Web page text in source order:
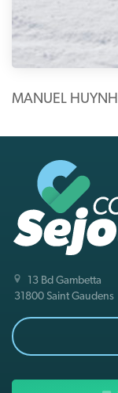
MANUEL HUYNH
13 Bd Gambetta
31800 Saint Gaudens